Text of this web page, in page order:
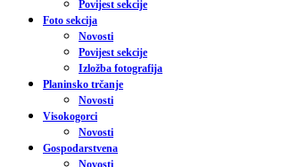
Povijest sekcije
Foto sekcija
Novosti
Povijest sekcije
Izložba fotografija
Planinsko trčanje
Novosti
Visokogorci
Novosti
Gospodarstvena
Novosti